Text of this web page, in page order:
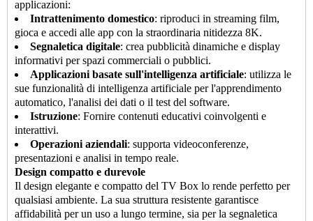
applicazioni:
Intrattenimento domestico: riproduci in streaming film,
gioca e accedi alle app con la straordinaria nitidezza 8K.
Segnaletica digitale: crea pubblicità dinamiche e display
informativi per spazi commerciali o pubblici.
Applicazioni basate sull'intelligenza artificiale: utilizza le
sue funzionalità di intelligenza artificiale per l'apprendimento
automatico, l'analisi dei dati o il test del software.
Istruzione: Fornire contenuti educativi coinvolgenti e
interattivi.
Operazioni aziendali: supporta videoconferenze,
presentazioni e analisi in tempo reale.
Design compatto e durevole
Il design elegante e compatto del TV Box lo rende perfetto per
qualsiasi ambiente. La sua struttura resistente garantisce
affidabilità per un uso a lungo termine, sia per la segnaletica